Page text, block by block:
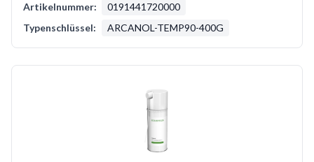
Artikelnummer:
0191441720000
Typenschlüssel:
ARCANOL-TEMP90-400G